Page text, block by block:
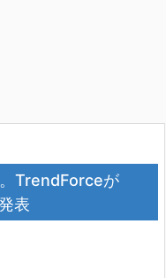
TrendForceが
表